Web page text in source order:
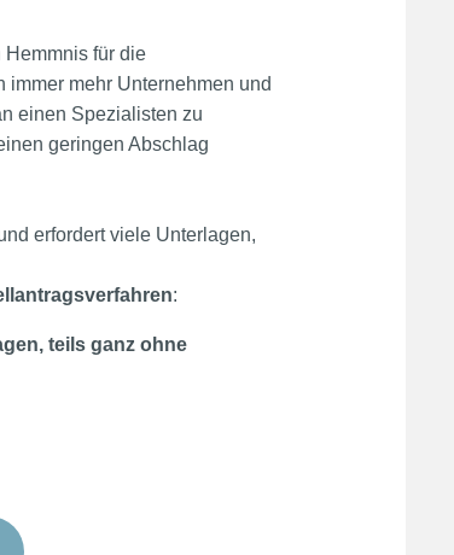
für die
mehr Unternehmen und
einen Spezialisten zu
geringen Abschlag
erfordert viele Unterlagen,
:
teils ganz ohne